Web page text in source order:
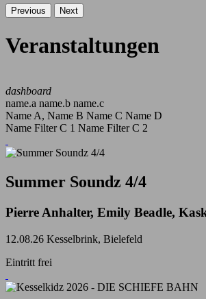
Previous Next
Veranstaltungen
dashboard
name.a name.b name.c
Name A, Name B Name C Name D
Name Filter C 1 Name Filter C 2
Summer Soundz 4/4
Pierre Anhalter, Emily Beadle,
12.08.26 Kesselbrink, Bielefeld
Eintritt frei